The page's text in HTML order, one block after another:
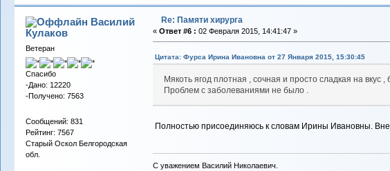
Василий
Кулаков
Ветеран
Спасибо
-Дано: 12220
-Получено: 7563
Сообщений: 831
Рейтинг: 7567
Старый Оскол Белгородская
обл.
Re: Памяти хирурга
« Ответ #6 : 02 Февраля 2015, 14:41:47 »
Цитата: Фурса Ирина Ивановна от 27 Января 2015, 15:30:45
Мякоть ягод плотная , сочная и просто сладкая на вкус
Проблем с заболеваниями не было .
Полностью присоединяюсь к словам Ирины Ивановны.
С уважением Василий Николаевич.